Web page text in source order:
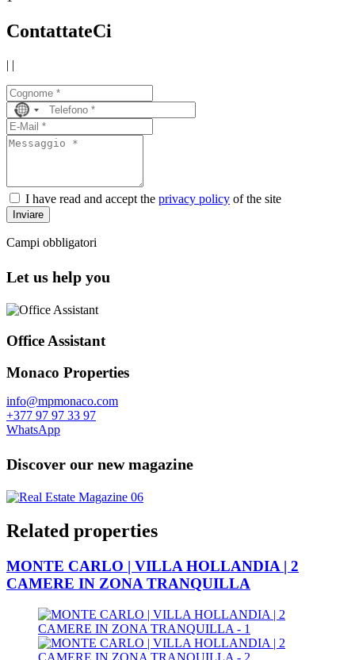
ContattateCi
| |
No
country
selected
I have read and accept the privacy policy of the site
Inviare
Campi obbligatori
Let us help you
Office Assistant
Monaco Properties
info@mpmonaco.com
+377 97 97 33 97
WhatsApp
Discover our new magazine
Related properties
MONTE CARLO | VILLA HOLLANDIA | 2
CAMERE IN ZONA TRANQUILLA